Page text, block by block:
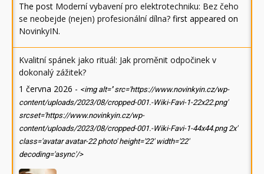
The post Moderní vybavení pro elektrotechniku: Bez čeho
se neobejde (nejen) profesionální dílna? first appeared on
NovinkyIN.
Kvalitní spánek jako rituál: Jak proměnit odpočinek v
dokonalý zážitek?
1 června 2026 - <img alt='' src='https://www.novinkyin.cz/wp-
content/uploads/2023/08/cropped-001.-Wiki-Favi-1-22x22.png'
srcset='https://www.novinkyin.cz/wp-
content/uploads/2023/08/cropped-001.-Wiki-Favi-1-44x44.png 2x'
class='avatar avatar-22 photo' height='22' width='22'
decoding='async'/>